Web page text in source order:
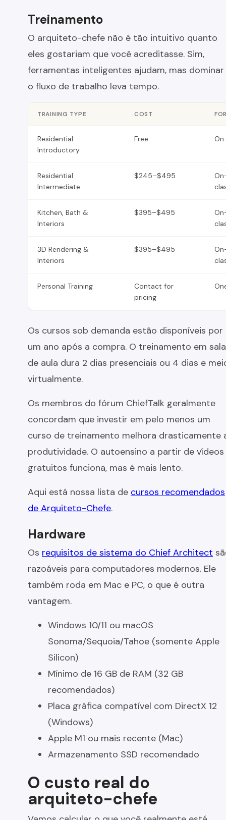
Treinamento
O arquiteto-chefe não é tão intuitivo quanto
eles gostariam que você acreditasse. Sim,
ferramentas inteligentes ajudam, mas dominar
o fluxo de trabalho leva tempo.
TRAINING TYPE COST
Residential
Introductory
Free
Residential
Intermediate
$245–$495
Kitchen, Bath &
Interiors
$395–$495
3D Rendering &
Interiors
$395–$495
Personal Training
Contact for
pricing
Os cursos sob demanda estão disponíveis por
um ano após a compra. O treinamento em sala
de aula dura 2 dias presenciais ou 4 dias e
virtualmente.
Os membros do fórum ChiefTalk geralmente
concordam que investir em pelo menos um
curso de treinamento melhora drasticamente
produtividade. O autoensino a partir de vídeos
gratuitos funciona, mas é mais lento.
Aqui está nossa lista de cursos recomendados
de Arquiteto-Chefe.
Hardware
Os requisitos de sistema do Chief Architect
razoáveis para computadores modernos. Ele
também roda em Mac e PC, o que é outra
vantagem.
Windows 10/11 ou macOS
Sonoma/Sequoia/Tahoe (somente Apple
Silicon)
Mínimo de 16 GB de RAM (32 GB
recomendados)
Placa gráfica compatível com DirectX 12
(Windows)
Apple M1 ou mais recente (Mac)
Armazenamento SSD recomendado
O custo real do
arquiteto-chefe